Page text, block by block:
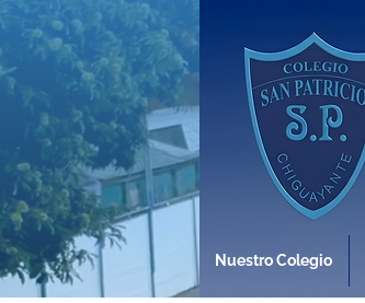
Nuestro Colegio